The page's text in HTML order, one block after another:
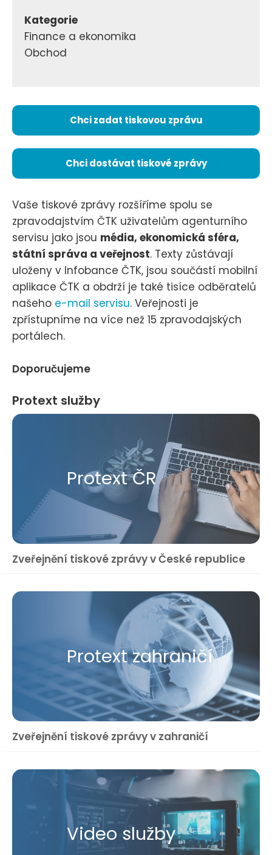
Kategorie
Finance a ekonomika
Obchod
Chci zadat tiskovou zprávu
Chci dostávat tiskové zprávy
Vaše tiskové zprávy rozšíříme spolu se
zpravodajstvím ČTK uživatelům agenturního
servisu jako jsou média, ekonomická sféra,
státní správa a veřejnost. Texty zůstávají
uloženy v Infobance ČTK, jsou součástí mobilní
aplikace ČTK a obdrží je také tisíce odběratelů
našeho e-mail servisu. Veřejnosti je
zpřístupníme na více než 15 zpravodajských
portálech.
Doporučujeme
Protext služby
Protext ČR
Zveřejnění tiskové zprávy v České republice
Protext zahraničí
Zveřejnění tiskové zprávy v zahraničí
Video služby